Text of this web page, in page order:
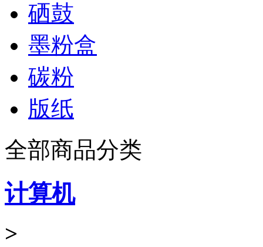
硒鼓
墨粉盒
碳粉
版纸
全部商品分类
计算机
>